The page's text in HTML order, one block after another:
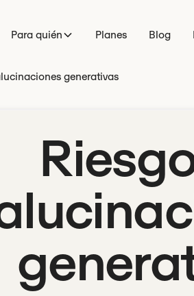
Para quién Planes Blog
generativas